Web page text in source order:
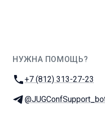
НУЖНА ПОМОЩЬ?
Телефон:
+7 (812) 313-27-23
Телеграм: